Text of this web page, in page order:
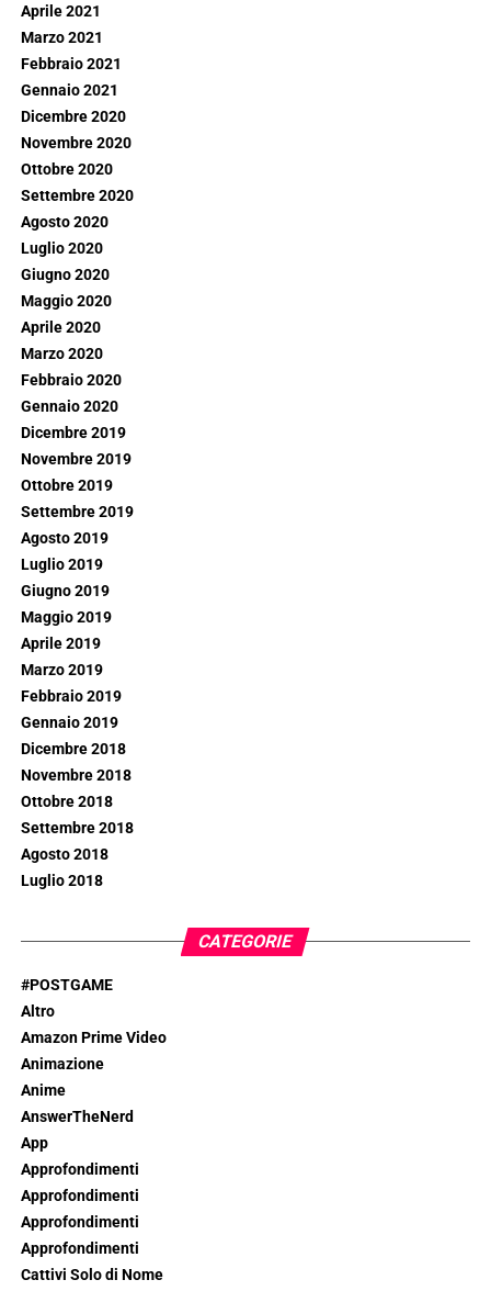
Aprile 2021
Marzo 2021
Febbraio 2021
Gennaio 2021
Dicembre 2020
Novembre 2020
Ottobre 2020
Settembre 2020
Agosto 2020
Luglio 2020
Giugno 2020
Maggio 2020
Aprile 2020
Marzo 2020
Febbraio 2020
Gennaio 2020
Dicembre 2019
Novembre 2019
Ottobre 2019
Settembre 2019
Agosto 2019
Luglio 2019
Giugno 2019
Maggio 2019
Aprile 2019
Marzo 2019
Febbraio 2019
Gennaio 2019
Dicembre 2018
Novembre 2018
Ottobre 2018
Settembre 2018
Agosto 2018
Luglio 2018
CATEGORIE
#POSTGAME
Altro
Amazon Prime Video
Animazione
Anime
AnswerTheNerd
App
Approfondimenti
Approfondimenti
Approfondimenti
Approfondimenti
Cattivi Solo di Nome